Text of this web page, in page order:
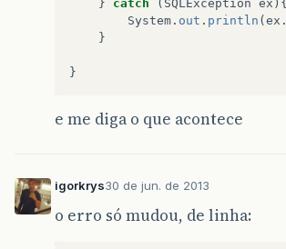
} catch ( SQLException ex ){
System . out . println ( ex .
}
}
e me diga o que acontece
igorkrys30 de jun. de 2013
o erro só mudou, de linha: